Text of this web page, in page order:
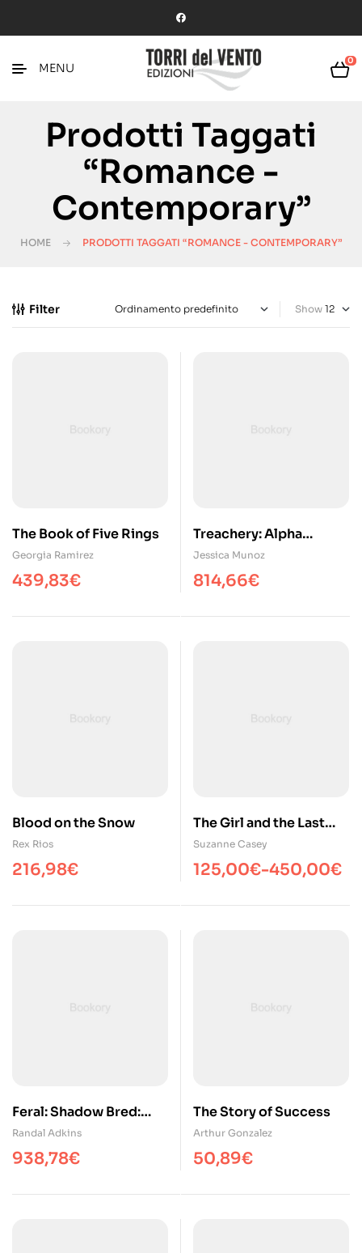
MENU
0
Prodotti Taggati
“Romance -
Contemporary”
HOME PRODOTTI TAGGATI “ROMANCE - CONTEMPORARY”
Filter Show
The Book of Five Rings
Georgia Ramirez
439,83€
Treachery: Alpha
Colony Book 8
Jessica Munoz
814,66€
Blood on the Snow
Rex Rios
216,98€
The Girl and the Last
Sleepover
Suzanne Casey
125,00€-450,00€
Feral: Shadow Bred:
Book 3
Randal Adkins
938,78€
The Story of Success
Arthur Gonzalez
50,89€